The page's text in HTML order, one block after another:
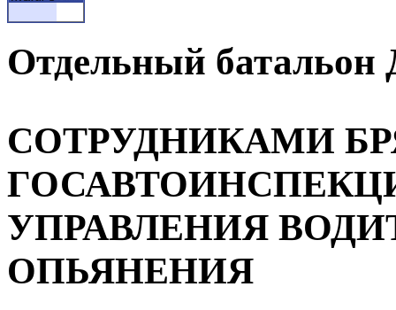
Отдельный
СОТРУДНИКАМИ
УПРАВЛЕНИЯ
ОПЬЯНЕНИЯ